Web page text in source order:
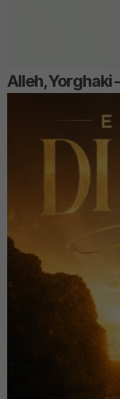
Alleh, Yorghaki